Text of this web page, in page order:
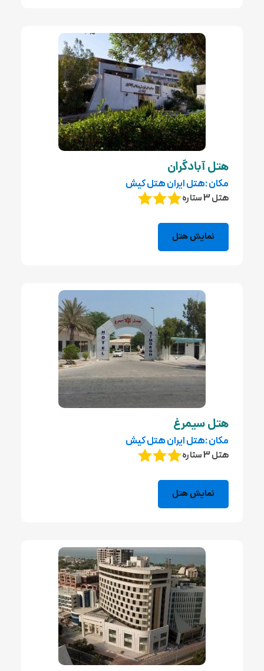
هتل آبادگران
مکان :هتل ایران هتل کیش
هتل 3 ستاره
نمایش هتل
هتل سیمرغ
مکان :هتل ایران هتل کیش
هتل 3 ستاره
نمایش هتل